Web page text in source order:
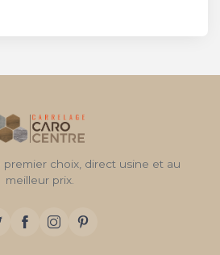
premier choix, direct usine et au
meilleur prix.